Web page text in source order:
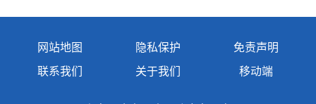
网站地图 隐私保护
免责声明
联系我们
关于我们 移动端